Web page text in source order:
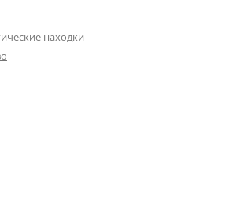
находки